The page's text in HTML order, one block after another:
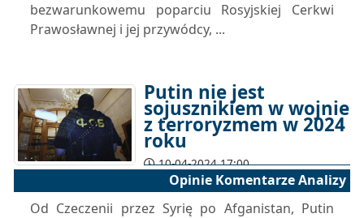
bezwarunkowemu poparciu Rosyjskiej Cerkwi
Prawosławnej i jej przywódcy, ...
Putin nie jest
sojusznikiem w wojnie
z terroryzmem w 2024
roku
10-04-2024 17:00
Opinie Komentarze Analizy
Od Czeczenii przez Syrię po Afganistan, Putin